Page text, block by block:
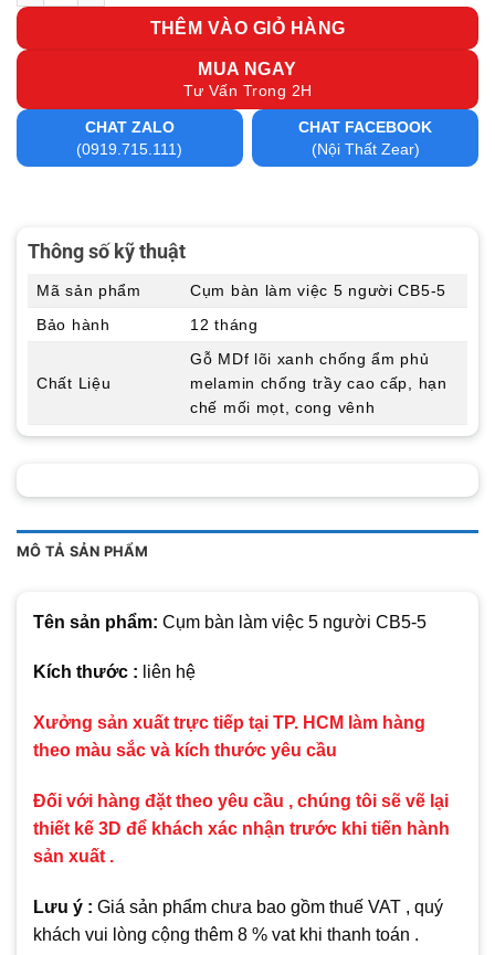
THÊM VÀO GIỎ HÀNG
MUA NGAY
Tư Vấn Trong 2H
CHAT ZALO
(0919.715.111)
CHAT FACEBOOK
(Nội Thất Zear)
MÔ TẢ SẢN PHẨM
Tên sản phẩm: Cụm bàn làm việc 5 người CB5-5
Kích thước : liên hệ
Xưởng sản xuất trực tiếp tại TP. HCM làm hàng
theo màu sắc và kích thước yêu cầu
Đối với hàng đặt theo yêu cầu , chúng tôi sẽ vẽ lại
thiết kế 3D để khách xác nhận trước khi tiến hành
sản xuất .
Lưu ý : Giá sản phẩm chưa bao gồm thuế VAT , quý
khách vui lòng cộng thêm 8 % vat khi thanh toán .
Thông số kỹ thuật
Mã sản phẩm
Cụm bàn làm việc 5 người CB5-5
Bảo hành
12 tháng
Chất Liệu
Gỗ MDf lõi xanh chống ẩm phủ
melamin chống trầy cao cấp, hạn
chế mối mọt, cong vênh